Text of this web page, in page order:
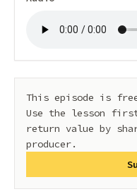
This episode is
Use the lesson
return value by
producer.